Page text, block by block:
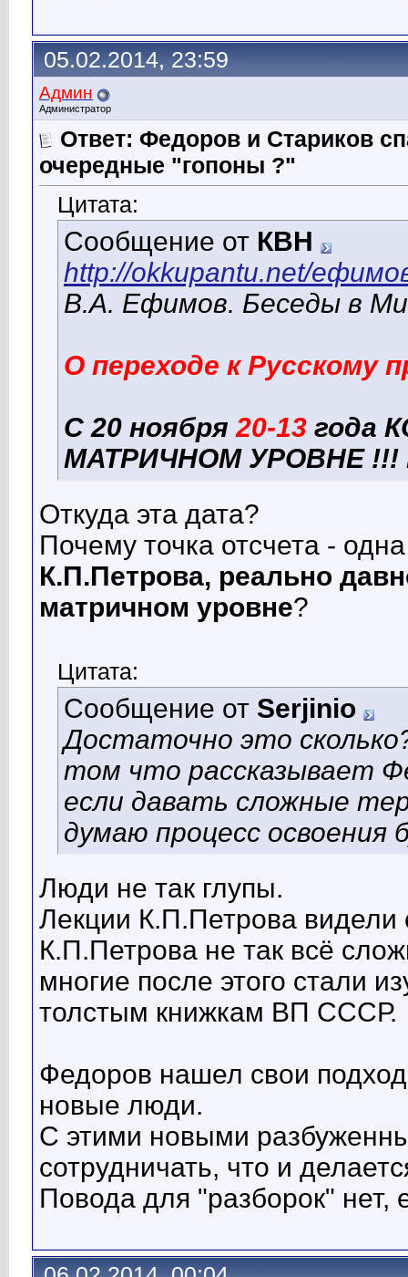
05.02.2014, 23:59
Админ
Администратор
Ответ: Федоров и Стариков
очередные "гопоны ?"
Цитата:
Сообщение от КВН
http://okkupantu.net/
В.А. Ефимов. Беседы в
О переходе к Русскому
С 20 ноября20-13 года
МАТРИЧНОМ УРОВНЕ !!!
Откуда эта дата?
Почему точка отсчета -
К.П.Петрова, реально
матричном уровне?
Цитата:
Сообщение от Serjinio
Достаточно это
том что рассказывает
если давать сложные
думаю процесс освоения
Люди не так глупы.
Лекции К.П.Петрова видели
К.П.Петрова не так всё
многие после этого стали
толстым книжкам ВП СССР.
Федоров нашел свои
новые люди.
С этими новыми
сотрудничать, что и
Повода для "разборок"